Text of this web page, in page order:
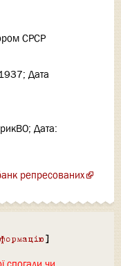
СРСР
Дата
Дата:
репресованих
]